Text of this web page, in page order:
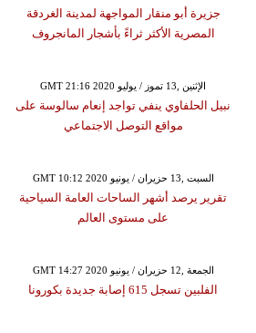
جزيرة أبو منقار المواجهة لمدينة الغردقة
المصرية الأكثر ثراءً بأشجار المانجروف
GMT 21:16 2020 الإثنين ,13 تموز / يوليو
نبيل الحلفاوي ينفي تواجد إنعام سالوسة على
مواقع التوصل الاجتماعي
GMT 10:12 2020 السبت ,13 حزيران / يونيو
تقرير يرصد أشهر الساحات العامة السياحية
على مستوى العالم
GMT 14:27 2020 الجمعة ,12 حزيران / يونيو
الفلبين تسجل 615 إصابة جديدة بكورونا